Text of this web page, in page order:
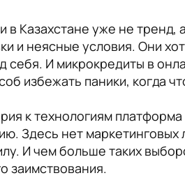
Казахстане уже не
и неясные условия. Они
И микрокредиты в
избежать паники, когда
к технологиям
Здесь нет
И чем больше таких
заимствования.